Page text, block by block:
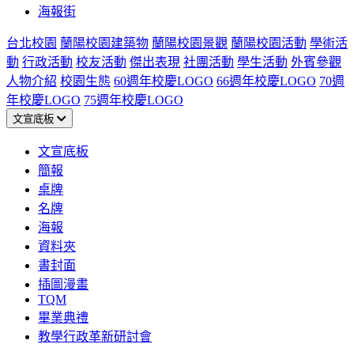
海報街
台北校園 蘭陽校園建築物 蘭陽校園景觀 蘭陽校園活動 學術活
動 行政活動 校友活動 傑出表現 社團活動 學生活動 外賓參觀
人物介紹 校園生態 60週年校慶LOGO 66週年校慶LOGO 70週
年校慶LOGO 75週年校慶LOGO
文宣底板
文宣底板
簡報
桌牌
名牌
海報
資料夾
書封面
插圖漫畫
TQM
畢業典禮
教學行政革新研討會